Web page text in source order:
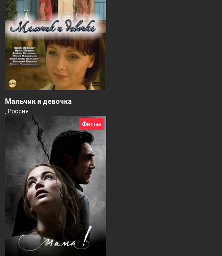
Мальчик и девочка
, Россия
Фильм